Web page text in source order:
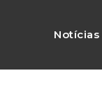
Notícias